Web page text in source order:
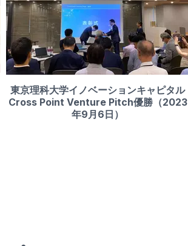
東京理科大学イノベーションキャピタル
Cross Point Venture Pitch優勝（2023
年9月6日）